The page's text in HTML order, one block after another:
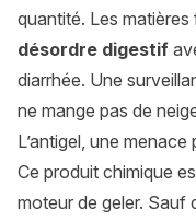
quantité. Les
désordre digestif
diarrhée. Une
ne mange pas de
L’antigel, une
Ce produit chimique
moteur de geler. Sauf